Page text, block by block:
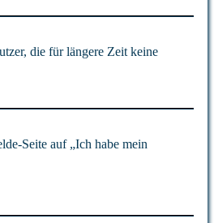
die für längere Zeit keine
Seite auf „Ich habe mein